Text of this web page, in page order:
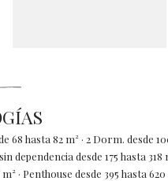
68 hasta 82 m² · 2 Dorm. desde
dependencia desde 175 hasta 318
· Penthouse desde 395 hasta 620